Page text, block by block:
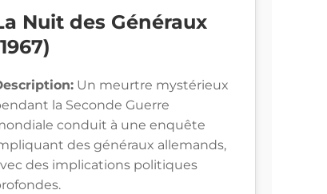
Nuit des Généraux
Un meurtre mystérieux
la Seconde Guerre
conduit à une enquête
des généraux allemands,
des implications politiques